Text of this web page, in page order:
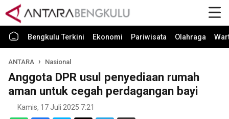
Bengkulu Terkini Ekonomi Pariwisata Olahraga
ANTARA Nasional
Anggota DPR usul penyediaan rumah
aman untuk cegah perdagangan bayi
Kamis, 17 Juli 2025 7:21